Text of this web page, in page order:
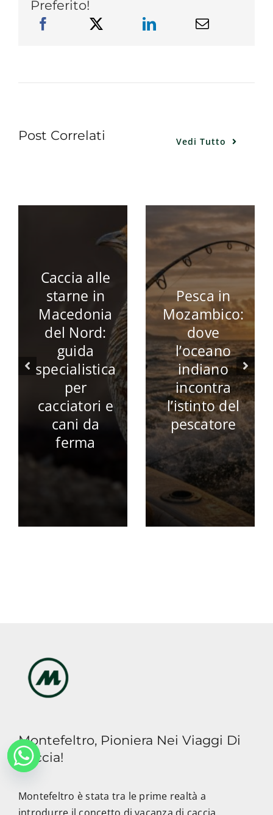
Preferito!
Post Correlati Vedi Tutto
Caccia alle
starne in
Macedonia
del Nord:
guida
specialistica
per
cacciatori e
cani da
ferma
Pesca in
Mozambico:
dove
l’oceano
indiano
incontra
l’istinto del
pescatore
Montefeltro, Pioniera Nei Viaggi Di
Caccia!
Montefeltro è stata tra le prime realtà a